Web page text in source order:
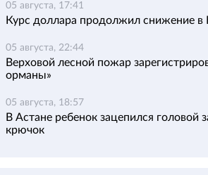
05 августа, 17:41
Курс доллара продолжил снижение в
05 августа, 22:44
Верховой лесной пожар
орманы»
05 августа, 18:57
В Астане ребенок зацепился головой
крючок